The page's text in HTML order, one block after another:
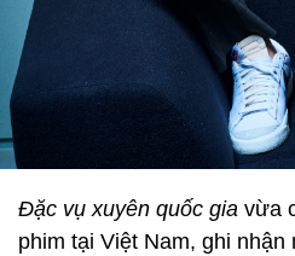
Đặc vụ xuyên quốc gia vừa
phim tại Việt Nam, ghi